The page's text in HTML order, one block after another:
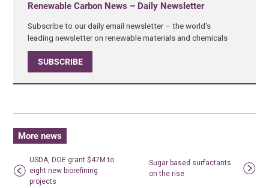
Renewable Carbon News – Daily Newsletter
Subscribe to our daily email newsletter – the world's
leading newsletter on renewable materials and chemicals
SUBSCRIBE
More news
USDA, DOE grant $47M to
eight new biorefining
projects
Sugar based surfactants
on the rise